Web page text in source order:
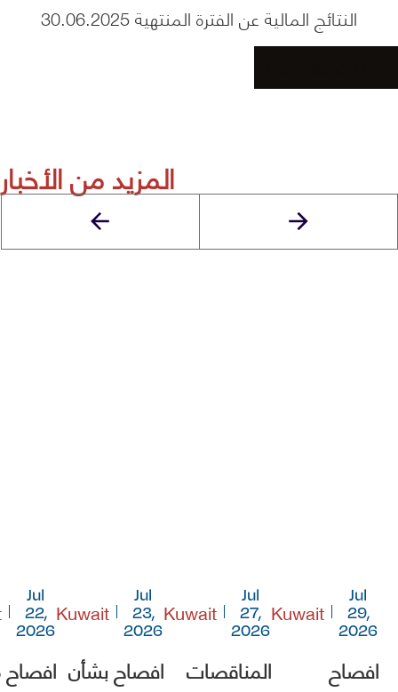
النتائج المالية عن الفترة المنتهية 30.06.2025
المزيد من الأخبار
Jul
29,
2026
Kuwait
افصاح
Jul
27,
2026
Kuwait
المناقصات
Jul
23,
2026
Kuwait
افصاح بشأن
Jul
22,
2026